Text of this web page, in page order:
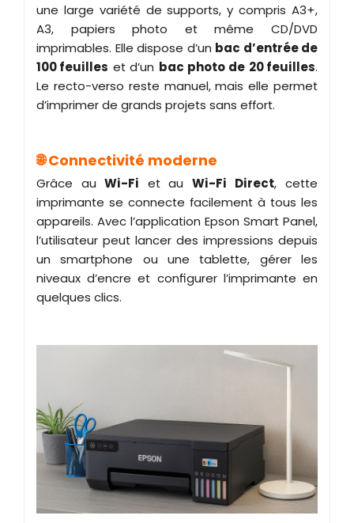
une large variété de supports, y compris A3+,
A3, papiers photo et même CD/DVD
imprimables. Elle dispose d’un bac d’entrée de
100 feuilles et d’un bac photo de 20 feuilles.
Le recto-verso reste manuel, mais elle permet
d’imprimer de grands projets sans effort.
🌐 Connectivité moderne
Grâce au Wi-Fi et auWi-Fi Direct, cette
imprimante se connecte facilement à tous les
appareils. Avec l’application Epson Smart Panel,
l’utilisateur peut lancer des impressions depuis
un smartphone ou une tablette, gérer les
niveaux d’encre et configurer l’imprimante en
quelques clics.